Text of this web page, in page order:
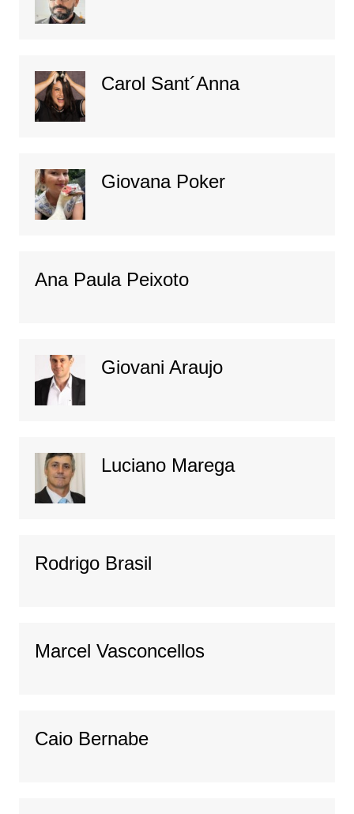
Carol Sant´Anna
Giovana Poker
Ana Paula Peixoto
Giovani Araujo
Luciano Marega
Rodrigo Brasil
Marcel Vasconcellos
Caio Bernabe